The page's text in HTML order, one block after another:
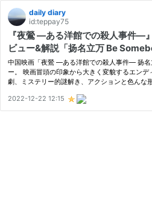
daily diary
id:teppay75
『夜鶯 ―ある洋館での殺人事件―
ビュー&解説「扬名立万 Be
1）」
中国映画「夜鶯 ―ある洋館での殺人事件― 扬名
ー。 映画冒頭の印象から大きく変貌するエンデ
劇、ミステリー的謎解き、アクションと色んな
ウ・シュンズーモオ） 出演: 尹正（イン・ジョン
ン・…
2022-12-22 12:15